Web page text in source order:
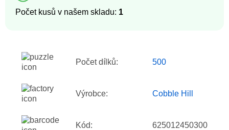
Počet kusů v našem skladu: 1
Počet dílků: 500
Výrobce: Cobble Hill
Kód: 625012450300